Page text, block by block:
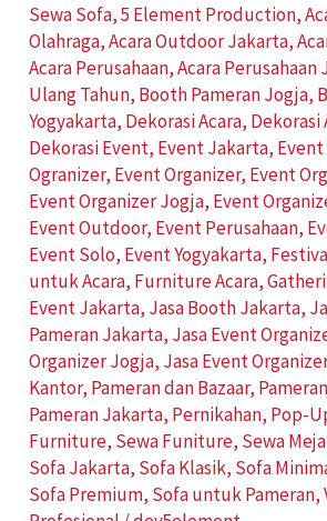
Sewa Sofa,5 Element Production,
Olahraga,Acara Outdoor Jakarta,
Acara Perusahaan,Acara Perusahaan
Ulang Tahun, Booth Pameran Jogja,
Yogyakarta, Dekorasi Acara, Dekorasi
Dekorasi Event, Event Jakarta,
Ogranizer, Event Organizer, Event
Event Organizer Jogja, Event
Event Outdoor, Event Perusahaan,
Event Solo, Event Yogyakarta,
untuk Acara, Furniture Acara,
Event Jakarta, Jasa Booth Jakarta,
Pameran Jakarta, Jasa Event
Organizer Jogja, Jasa Event
Kantor, Pameran dan Bazaar,
Pameran Jakarta, Pernikahan, Pop-
Furniture, Sewa Funiture, Sewa
Sofa Jakarta, Sofa Klasik, Sofa
Sofa Premium, Sofa untuk Pameran,
Kerja